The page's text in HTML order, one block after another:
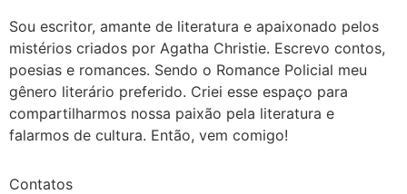
Sou escritor, amante de literatura e apaixonado pelos
mistérios criados por Agatha Christie. Escrevo contos,
poesias e romances. Sendo o Romance Policial meu
gênero literário preferido. Criei esse espaço para
compartilharmos nossa paixão pela literatura e
falarmos de cultura. Então, vem comigo!
Contatos